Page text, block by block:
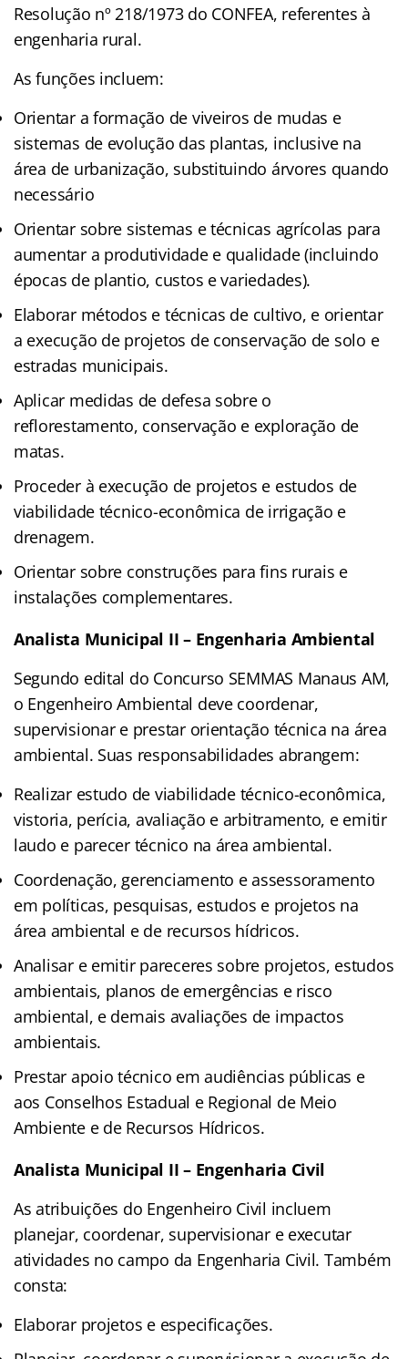
Resolução nº 218/1973 do CONFEA, referentes à
engenharia rural.
As funções incluem:
Orientar a formação de viveiros de mudas e
sistemas de evolução das plantas, inclusive na
área de urbanização, substituindo árvores quando
necessário
Orientar sobre sistemas e técnicas agrícolas para
aumentar a produtividade e qualidade (incluindo
épocas de plantio, custos e variedades).
Elaborar métodos e técnicas de cultivo, e orientar
a execução de projetos de conservação de solo e
estradas municipais.
Aplicar medidas de defesa sobre o
reflorestamento, conservação e exploração de
matas.
Proceder à execução de projetos e estudos de
viabilidade técnico-econômica de irrigação e
drenagem.
Orientar sobre construções para fins rurais e
instalações complementares.
Analista Municipal II – Engenharia Ambiental
Segundo edital do Concurso SEMMAS Manaus AM,
o Engenheiro Ambiental deve coordenar,
supervisionar e prestar orientação técnica na área
ambiental. Suas responsabilidades abrangem:
Realizar estudo de viabilidade técnico-econômica,
vistoria, perícia, avaliação e arbitramento, e emitir
laudo e parecer técnico na área ambiental.
Coordenação, gerenciamento e assessoramento
em políticas, pesquisas, estudos e projetos na
área ambiental e de recursos hídricos.
Analisar e emitir pareceres sobre projetos, estudos
ambientais, planos de emergências e risco
ambiental, e demais avaliações de impactos
ambientais.
Prestar apoio técnico em audiências públicas e
aos Conselhos Estadual e Regional de Meio
Ambiente e de Recursos Hídricos.
Analista Municipal II – Engenharia Civil
As atribuições do Engenheiro Civil incluem
planejar, coordenar, supervisionar e executar
atividades no campo da Engenharia Civil. Também
consta:
Elaborar projetos e especificações.